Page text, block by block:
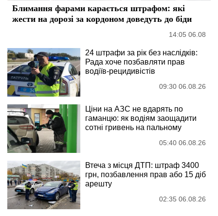
Блимання фарами карається штрафом: які
жести на дорозі за кордоном доведуть до біди
14:05 06.08
24 штрафи за рік без наслідків:
Рада хоче позбавляти прав
водіїв-рецидивістів
09:30 06.08.26
Ціни на АЗС не вдарять по
гаманцю: як водіям заощадити
сотні гривень на пальному
05:40 06.08.26
Втеча з місця ДТП: штраф 3400
грн, позбавлення прав або 15 діб
арешту
02:35 06.08.26